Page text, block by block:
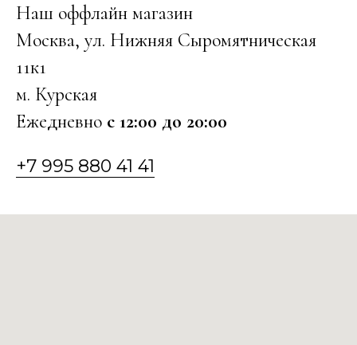
Наш оффлайн магазин
Москва, ул. Нижняя Сыромятническая
11к1
м. Курская
Ежедневно с 12:00 до 20:00
+7 995 880 41 41